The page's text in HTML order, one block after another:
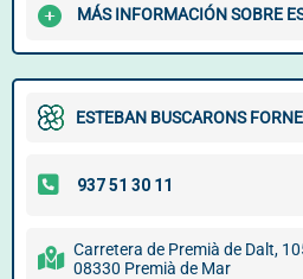
MÁS INFORMACIÓN SOBRE
ESTEBAN BUSCARONS
Carretera de Premià de Dalt,
08330 Premià de Mar